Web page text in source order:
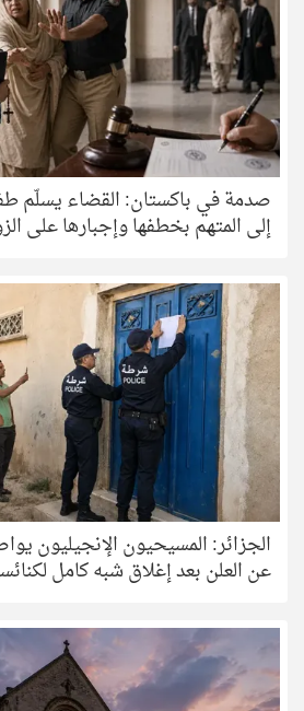
إلى المتهم بخطفها وإجبارها على
الجزائر: المسيحيون الإنجيليون
عن العلن بعد إغلاق شبه كامل